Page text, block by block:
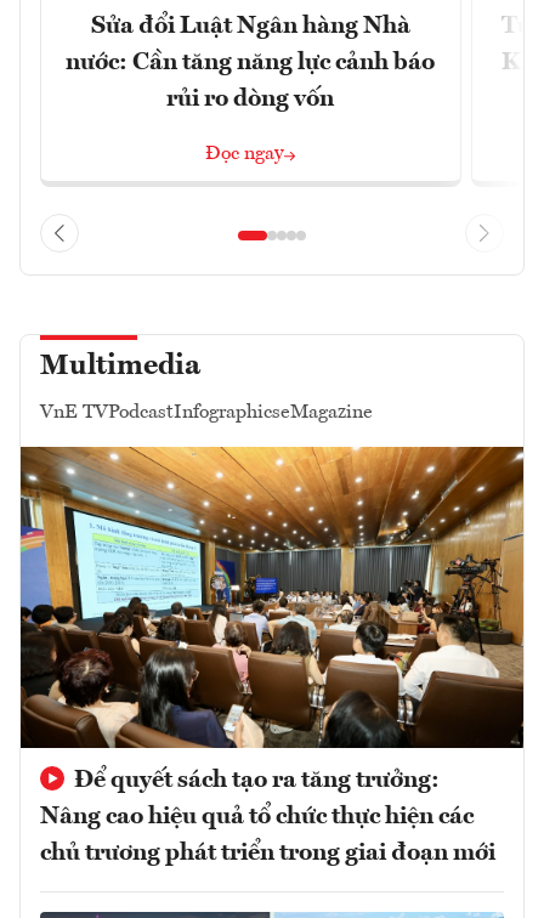
Sửa đổi Luật Ngân hàng Nhà
nước: Cần tăng năng lực cảnh báo
rủi ro dòng vốn
Đọc ngay
Từ
Multimedia
VnE TVPodcastInfographicseMagazine
Để quyết sách tạo ra tăng trưởng:
Nâng cao hiệu quả tổ chức thực hiện các
chủ trương phát triển trong giai đoạn mới